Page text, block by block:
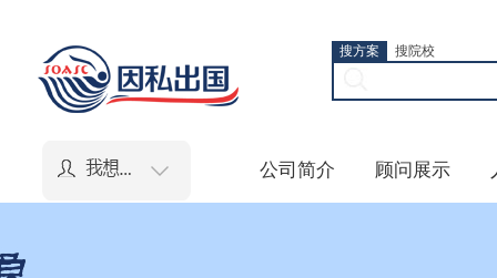
搜方案 搜院校
公司简介 顾问展示